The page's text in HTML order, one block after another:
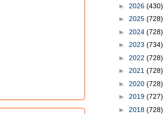
► 2026 (430)
► 2025 (728)
► 2024 (728)
► 2023 (734)
► 2022 (728)
► 2021 (728)
► 2020 (728)
► 2019 (727)
► 2018 (728)